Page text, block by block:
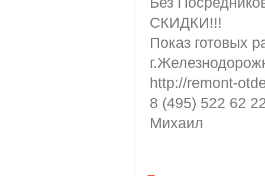
СКИДКИ!!!
Показ готовых
http://remont-
8 (495) 522 62
Михаил